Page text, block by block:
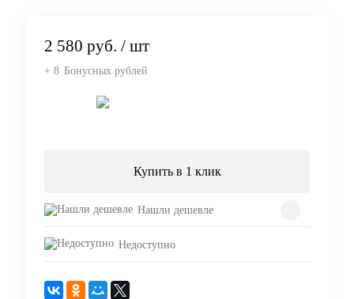
2 580 руб. / шт
+ 8 Бонусных рублей
Купить в 1 клик
Нашли дешевле
Недоступно